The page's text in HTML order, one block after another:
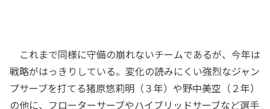
これまで同様に守備の崩れないチームであるが、今年は
戦略がはっきりしている。変化の読みにくい強烈なジャン
プサーブを打てる猪原悠莉明（３年）や野中美空（２年）
の他に、フローターサーブやハイブリッドサーブなど選手